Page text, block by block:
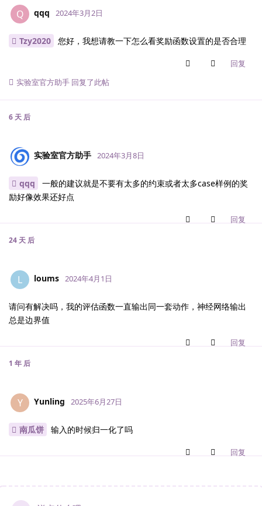
Q qqq 2024年3月2日
Tzy2020 您好，我想请教一下怎么看奖励函数设置的是否合理
回复
实验室官方助手 回复了此帖
6 天 后
实验室官方助手 2024年3月8日
qqq
一般的建议就是不要有太多的约束或者太多case样例的奖
励好像效果还好点
回复
24 天 后
L loums 2024年4月1日
请问有解决吗，我的评估函数一直输出同一套动作，神经网络输出
总是边界值
回复
1 年 后
Y Yunling 2025年6月27日
南瓜饼 输入的时候归一化了吗
回复